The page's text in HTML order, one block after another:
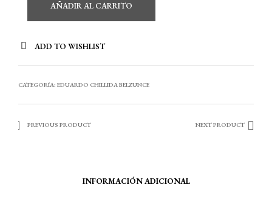
AÑADIR AL CARRITO
ADD TO WISHLIST
CATEGORÍA: EDUARDO CHILLIDA BELZUNCE
PREVIOUS PRODUCT NEXT PRODUCT
INFORMACIÓN ADICIONAL